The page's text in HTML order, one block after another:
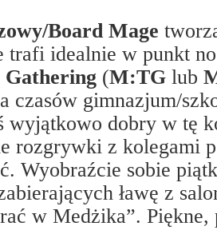
Board Mage
trafi idealnie w punkt
(M:TG lub
czasów gimnazjum/
wyjątkowo dobry w tę
rozgrywki z kolegami
Wyobraźcie sobie
ławę z
w Medżika”. Piękne,